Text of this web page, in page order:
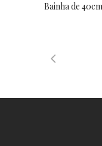
Bainha de